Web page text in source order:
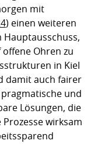
mit
) einen weiteren
Hauptausschuss,
Ohren zu
in Kiel
damit auch fairer
und
Lösungen, die
wirksam